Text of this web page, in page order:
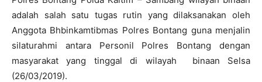
adalah salah satu tugas rutin yang dilaksanakan oleh
Anggota Bhbinkamtibmas Polres Bontang guna menjalin
silaturahmi antara Personil Polres Bontang dengan
masyarakat yang tinggal di wilayah binaan Selsa
(26/03/2019).